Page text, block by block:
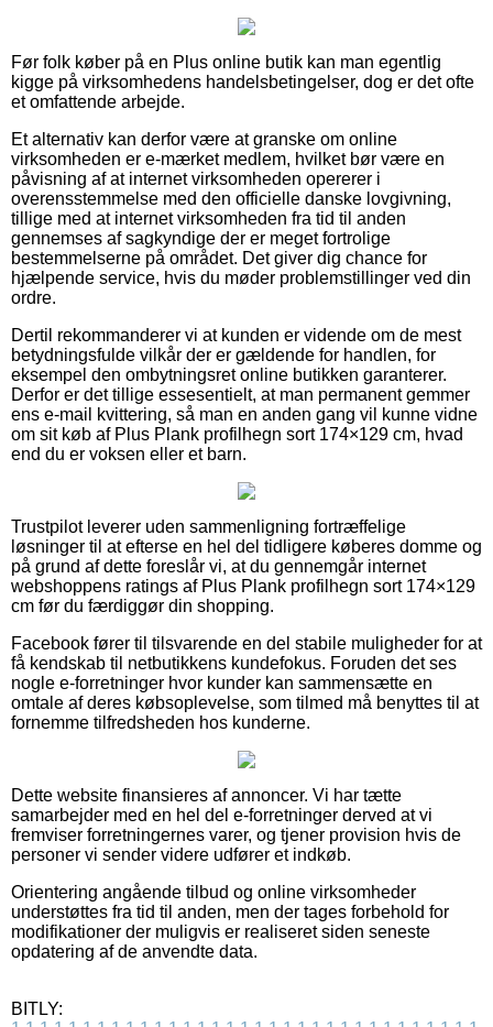
Før folk køber på en Plus online butik kan man egentlig
kigge på virksomhedens handelsbetingelser, dog er det ofte
et omfattende arbejde.
Et alternativ kan derfor være at granske om online
virksomheden er e-mærket medlem, hvilket bør være en
påvisning af at internet virksomheden opererer i
overensstemmelse med den officielle danske lovgivning,
tillige med at internet virksomheden fra tid til anden
gennemses af sagkyndige der er meget fortrolige
bestemmelserne på området. Det giver dig chance for
hjælpende service, hvis du møder problemstillinger ved din
ordre.
Dertil rekommanderer vi at kunden er vidende om de mest
betydningsfulde vilkår der er gældende for handlen, for
eksempel den ombytningsret online butikken garanterer.
Derfor er det tillige essesentielt, at man permanent gemmer
ens e-mail kvittering, så man en anden gang vil kunne vidne
om sit køb af Plus Plank profilhegn sort 174×129 cm, hvad
end du er voksen eller et barn.
Trustpilot leverer uden sammenligning fortræffelige
løsninger til at efterse en hel del tidligere køberes domme og
på grund af dette foreslår vi, at du gennemgår internet
webshoppens ratings af Plus Plank profilhegn sort 174×129
cm før du færdiggør din shopping.
Facebook fører til tilsvarende en del stabile muligheder for at
få kendskab til netbutikkens kundefokus. Foruden det ses
nogle e-forretninger hvor kunder kan sammensætte en
omtale af deres købsoplevelse, som tilmed må benyttes til at
fornemme tilfredsheden hos kunderne.
Dette website finansieres af annoncer. Vi har tætte
samarbejder med en hel del e-forretninger derved at vi
fremviser forretningernes varer, og tjener provision hvis de
personer vi sender videre udfører et indkøb.
Orientering angående tilbud og online virksomheder
understøttes fra tid til anden, men der tages forbehold for
modifikationer der muligvis er realiseret siden seneste
opdatering af de anvendte data.
BITLY: